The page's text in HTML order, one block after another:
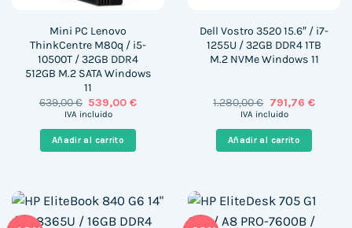
Mini PC Lenovo
ThinkCentre M80q / i5-
10500T / 32GB DDR4
512GB M.2 SATA Windows
11
639,00€ El
precio
era:
639,00 €.
539,00€El
IVA incluido
Añadir al carrito
Dell Vostro 3520 15.6″ / i7-
1255U / 32GB DDR4 1TB
M.2 NVMe Windows 11
1.280,00€ El
precio
1.280,00 €.
791,76 €El
IVA incluido
Añadir al carrito